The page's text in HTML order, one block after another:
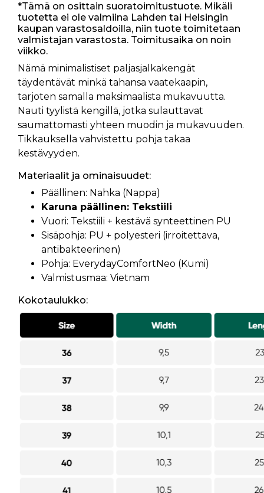
*Tämä on osittain suoratoimitustuote. Mikäli
tuotetta ei ole valmiina Lahden tai Helsingin
kaupan varastosaldoilla, niin tuote toimitetaan
valmistajan varastosta. Toimitusaika on noin
viikko.
Nämä minimalistiset paljasjalkakengät
täydentävät minkä tahansa vaatekaapin,
tarjoten samalla maksimaalista mukavuutta.
Nauti tyylistä kengillä, jotka sulauttavat
saumattomasti yhteen muodin ja mukavuuden.
Tikkauksella vahvistettu pohja takaa
kestävyyden.
Materiaalit ja ominaisuudet:
Päällinen: Nahka (Nappa)
Karuna päällinen: Tekstiili
Vuori: Tekstiili + kestävä synteettinen PU
Sisäpohja: PU + polyesteri (irroitettava,
antibakteerinen)
Pohja: EverydayComfortNeo (Kumi)
Valmistusmaa: Vietnam
Kokotaulukko: